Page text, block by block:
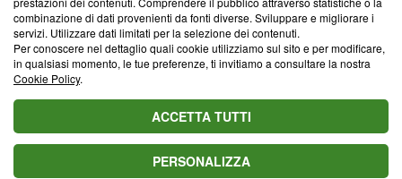
Cookie Policy
Blasting SA, IDI CHE-247.845.224, Via Carlo Frasca, 3 - 6900
Lugano (Svizzera) Tel:+39 0690258937
© 2026 Blasting News
combinazione di dati provenienti da fonti diverse. Sviluppare e migliorare i
servizi. Utilizzare dati limitati per la selezione dei contenuti.
Per conoscere nel dettaglio quali cookie utilizziamo sul sito e per modificare,
in qualsiasi momento, le tue preferenze, ti invitiamo a consultare la nostra
Cookie Policy.
ACCETTA TUTTI
PERSONALIZZA